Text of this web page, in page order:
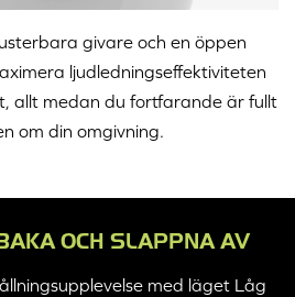
givare och en öppen
ljudledningseffektiviteten
allt medan du fortfarande är fullt
om din omgivning.
OCH SLAPPNA AV
med läget Låg